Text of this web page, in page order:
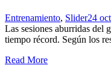
Entrenamiento, Slider24
Las sesiones aburridas del
tiempo récord. Según los
Read More